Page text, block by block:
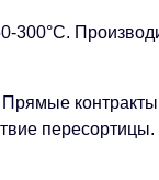
300°C.
пересортицы.